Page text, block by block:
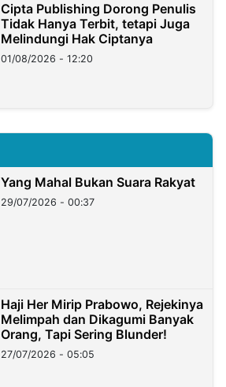
Cipta Publishing Dorong Penulis
Tidak Hanya Terbit, tetapi Juga
Melindungi Hak Ciptanya
01/08/2026 - 12:20
Yang Mahal Bukan Suara Rakyat
29/07/2026 - 00:37
Haji Her Mirip Prabowo, Rejekinya
Melimpah dan Dikagumi Banyak
Orang, Tapi Sering Blunder!
27/07/2026 - 05:05